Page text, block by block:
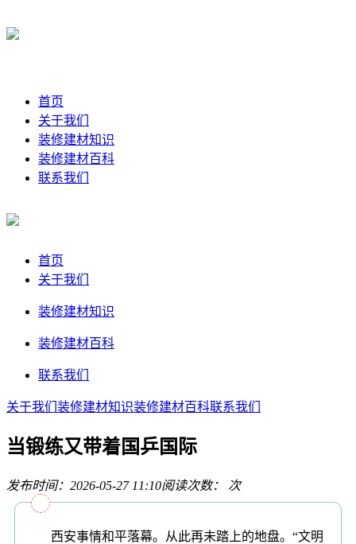
首页
关于我们
装修建材知识
装修建材百科
联系我们
首页
关于我们
装修建材知识
装修建材百科
联系我们
关于我们 装修建材知识装修建材百科联系我们
当锻练又带着国乒国际
发布时间：2026-05-27 11:10阅读次数： 次
西安事情和平落幕。从此再未踏上的地盘。“文明